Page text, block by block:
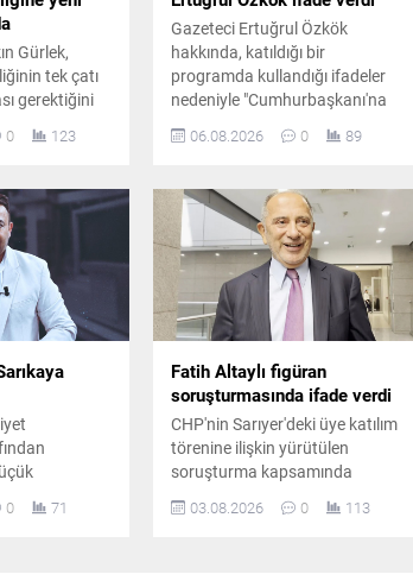
Gürlek,
tek çatı
gerektiğini
olduğunu
da değindi.
0 123
Gazeteci Ertuğrul Özkök
hakkında, katıldığı bir
programda kullandığı ifadeler
nedeniyle "Cumhurbaşkanı'na
soruşturma başlatıldı. Ertuğrul
İstanbul Adalet Sarayı'na gitti.
06.08.2026 0 89
0 71
Fatih Altaylı figüran
soruşturmasında ifade verdi
CHP'nin Sarıyer'deki üye katılım
törenine ilişkin yürütülen
soruşturma kapsamında
gazeteci Fatih Altaylı, İstanbul
Adalet Sarayı'na gelerek ifade
03.08.2026 0 113